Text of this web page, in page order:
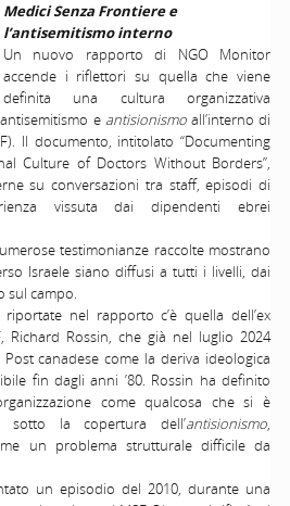
Medici Senza Frontiere e
l’antisemitismo interno
Un nuovo rapporto di NGO Monitor
accende i riflettori su quella che viene
definita una cultura organizzativa
e antisionismoall’interno di
Il documento, intitolato “Documenting
Culture of Doctors Without Borders”,
su conversazioni tra staff, episodi di
vissuta dai dipendenti ebrei
testimonianze raccolte mostrano
Israele siano diffusi a tutti i livelli, dai
sul campo.
nel rapporto c’è quella dell’ex
Richard Rossin, che già nel luglio 2024
canadese come la deriva ideologica
fin dagli anni ’80. Rossin ha definito
come qualcosa che si è
sotto la copertura dell’antisionismo,
un problema strutturale difficile da
un episodio del 2010, durante una